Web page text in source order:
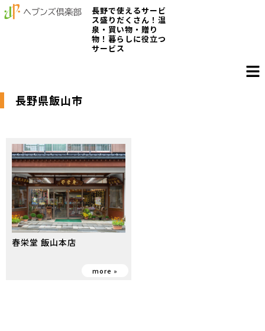
長野で使えるサービ
ス盛りだくさん！温
泉・買い物・贈り
物！暮らしに役立つ
サービス
長野県飯山市
春栄堂 飯山本店
more »